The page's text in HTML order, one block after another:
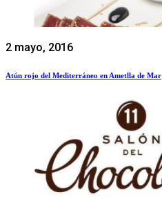
2 mayo, 2016
Atún rojo del Mediterráneo en Ametlla de Mar